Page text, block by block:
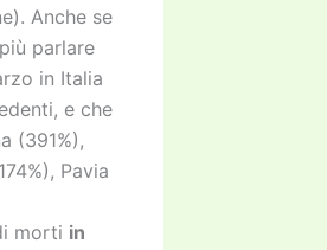
Anche se
parlare
in Italia
e che
(391%),
Pavia
morti in